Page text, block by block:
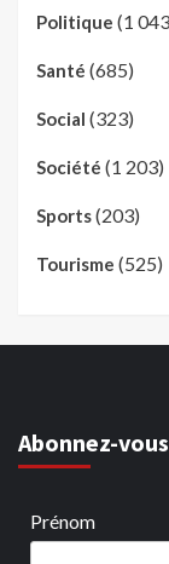
Politique (1
Santé (685)
Social (323)
Société (1 203)
Sports(203)
Tourisme (525)
Abonnez-
Prénom